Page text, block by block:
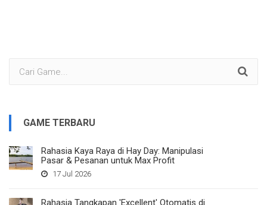
GAME TERBARU
Rahasia Kaya Raya di Hay Day: Manipulasi
Pasar & Pesanan untuk Max Profit
17 Jul 2026
Rahasia Tangkapan 'Excellent' Otomatis di